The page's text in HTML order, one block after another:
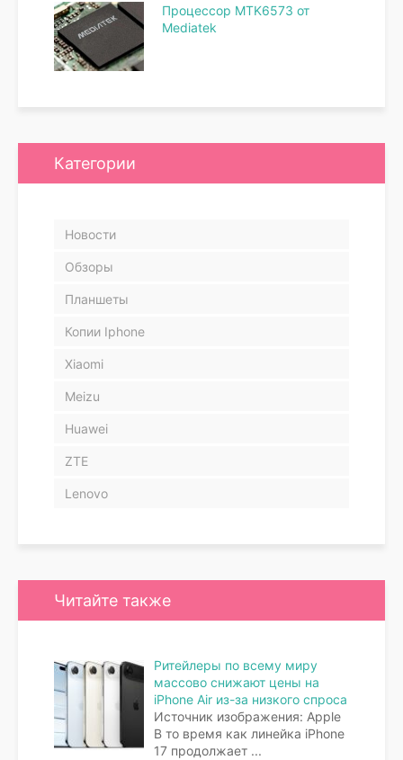
Процессор MTK6573 от
Mediatek
Категории
Новости
Обзоры
Планшеты
Копии Iphone
Xiaomi
Meizu
Huawei
ZTE
Lenovo
Читайте также
Ритейлеры по всему миру
массово снижают цены на
iPhone Air из-за низкого спроса
Источник изображения: Apple
В то время как линейка iPhone
17 продолжает ...